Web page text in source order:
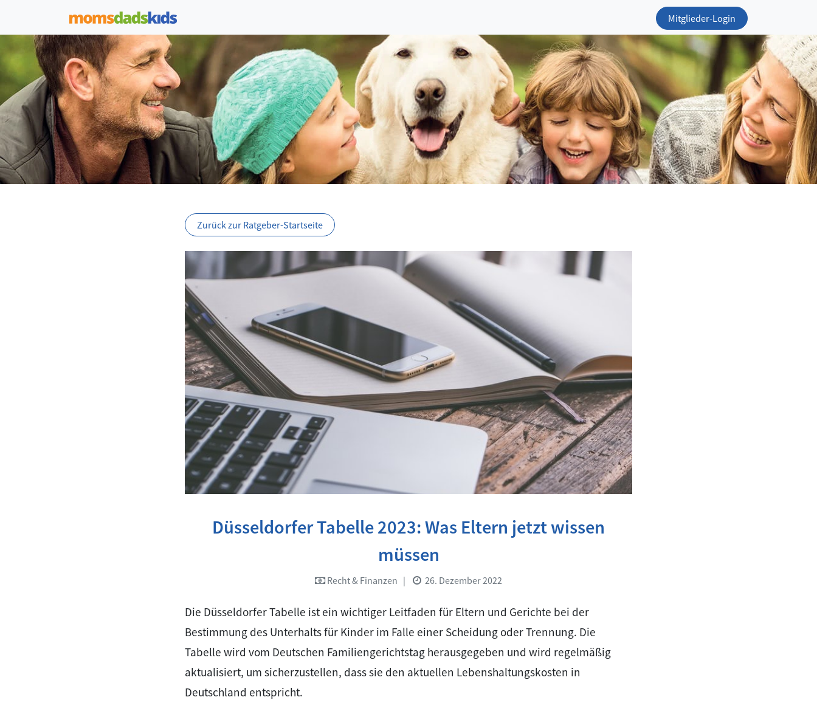
Mitglieder-Login
Zurück zur Ratgeber-Startseite
Düsseldorfer Tabelle 2023: Was Eltern jetzt wissen
müssen
Recht & Finanzen | 26. Dezember 2022
Die Düsseldorfer Tabelle ist ein wichtiger Leitfaden für Eltern und Gerichte bei der
Bestimmung des Unterhalts für Kinder im Falle einer Scheidung oder Trennung. Die
Tabelle wird vom Deutschen Familiengerichtstag herausgegeben und wird regelmäßig
aktualisiert, um sicherzustellen, dass sie den aktuellen Lebenshaltungskosten in
Deutschland entspricht.